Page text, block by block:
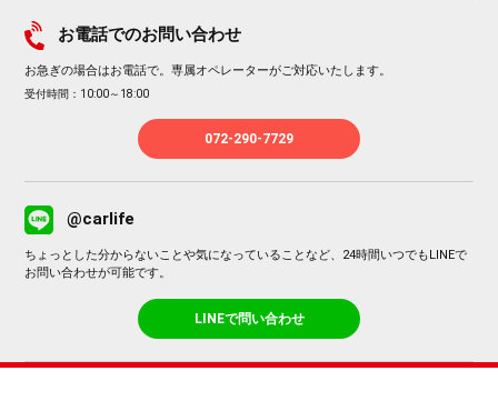
お電話でのお問い合わせ
お急ぎの場合はお電話で。専属オペレーターがご対応いたします。
受付時間：10:00～18:00
072-290-7729
@carlife
ちょっとした分からないことや気になっていることなど、24時間いつでもLINEで
お問い合わせが可能です。
LINEで問い合わせ